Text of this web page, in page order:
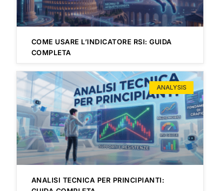
COME USARE L’INDICATORE RSI: GUIDA
COMPLETA
ANALYSIS
ANALISI TECNICA PER PRINCIPIANTI: